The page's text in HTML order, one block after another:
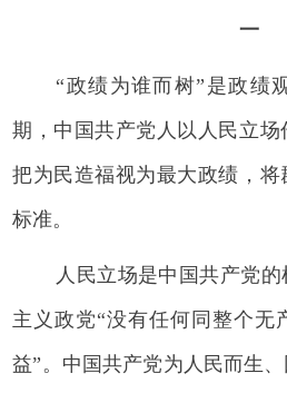
一
“政绩为谁而树”是政绩
期，中国共产党人以人民立场
把为民造福视为最大政绩，将
标准。
人民立场是中国共产党
主义政党“没有任何同整个无
益”。中国共产党为人民而生、